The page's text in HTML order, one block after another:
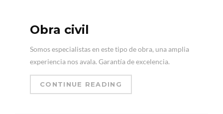
Obra civil
Somos especialistas en este tipo de obra, una amplia
experiencia nos avala. Garantía de excelencia.
CONTINUE READING